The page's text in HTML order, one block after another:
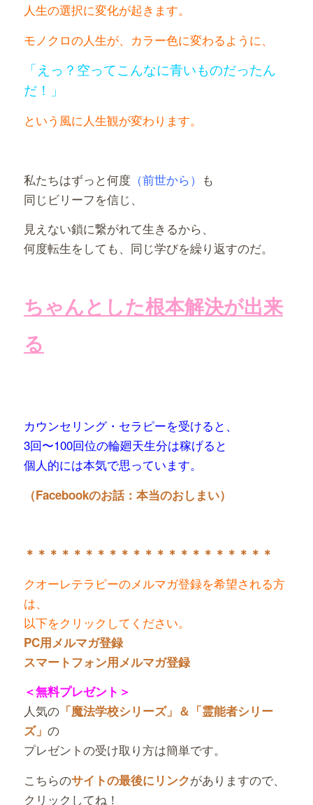
人生の選択に変化が起きます。
モノクロの人生が、カラー色に変わるように、
「えっ？空ってこんなに青いものだったん
だ！」
という風に人生観が変わります。
私たちはずっと何度 （前世から） も
同じビリーフを信じ、
見えない鎖に繋がれて生きるから、
何度転生をしても、同じ学びを繰り返すのだ。
ちゃんとした根本解決が出来
る
カウンセリング・セラピーを受けると、
3回〜100回位の輪廻天生分は稼げると
個人的には本気で思っています。
（Facebookのお話：本当のおしまい）
＊＊＊＊＊＊＊＊＊＊＊＊＊＊＊＊＊＊＊＊＊
クオーレテラピーのメルマガ登録を希望される方
は、
以下をクリックしてください。
PC用メルマガ登録
スマートフォン用メルマガ登録
＜無料プレゼント＞
人気の「魔法学校シリーズ」＆「霊能者シリー
ズ」 の
プレゼントの受け取り方は簡単です。
こちらのサイトの最後にリンクがありますので、
クリックしてね！